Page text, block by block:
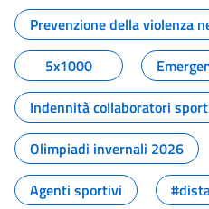
Tutti i contenuti
Prevenzione della violenza
5x1000
Indennità collaboratori
Olimpiadi invernali 2026
Agenti sportivi